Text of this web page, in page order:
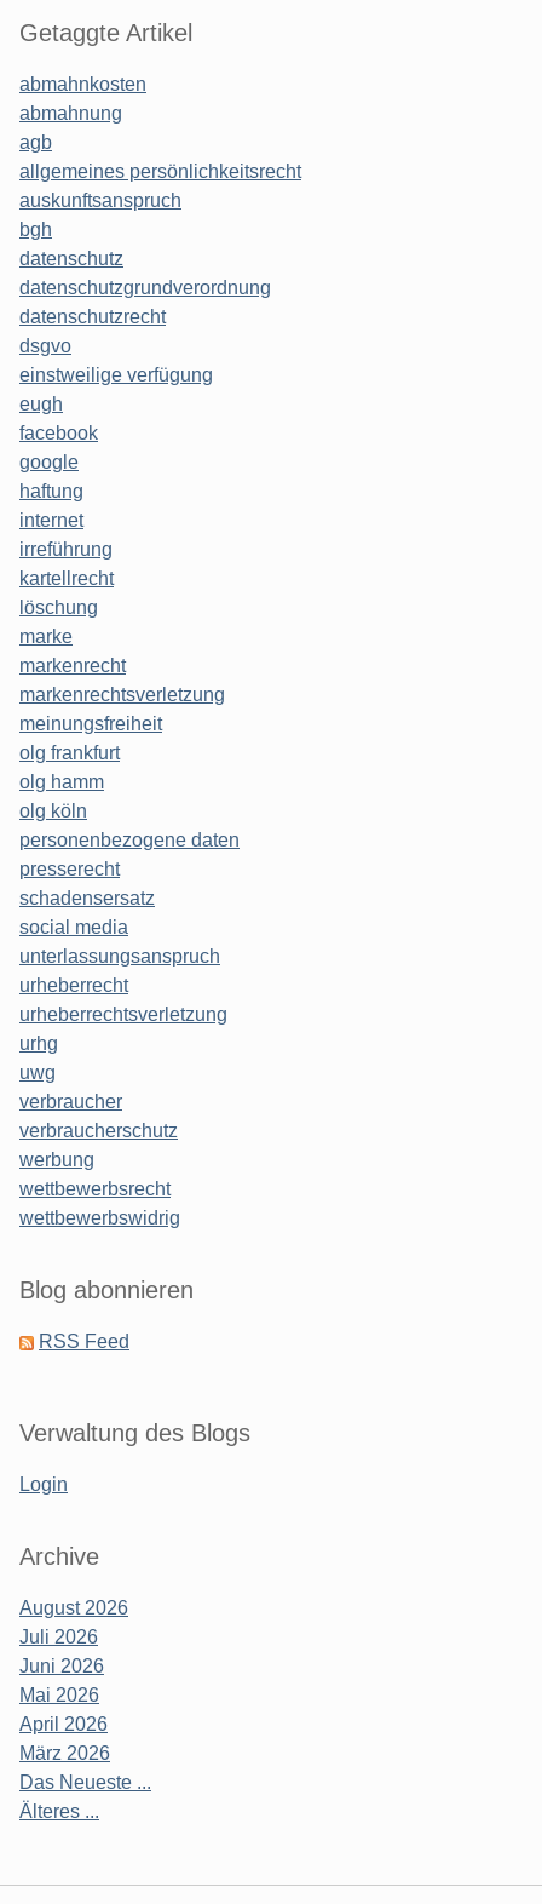
Getaggte Artikel
abmahnkosten
abmahnung
agb
allgemeines persönlichkeitsrecht
auskunftsanspruch
bgh
datenschutz
datenschutzgrundverordnung
datenschutzrecht
dsgvo
einstweilige verfügung
eugh
facebook
google
haftung
internet
irreführung
kartellrecht
löschung
marke
markenrecht
markenrechtsverletzung
meinungsfreiheit
olg frankfurt
olg hamm
olg köln
personenbezogene daten
presserecht
schadensersatz
social media
unterlassungsanspruch
urheberrecht
urheberrechtsverletzung
urhg
uwg
verbraucher
verbraucherschutz
werbung
wettbewerbsrecht
wettbewerbswidrig
Blog abonnieren
RSS Feed
Verwaltung des Blogs
Login
Archive
August 2026
Juli 2026
Juni 2026
Mai 2026
April 2026
März 2026
Das Neueste ...
Älteres ...